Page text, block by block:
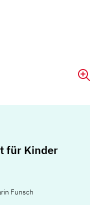
für Kinder
Funsch